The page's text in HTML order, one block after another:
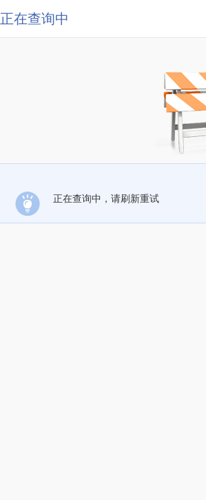
正在查询中
正在查询中，请刷新重试